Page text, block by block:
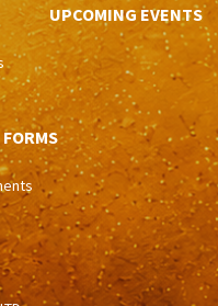
UPCOMING EVENTS